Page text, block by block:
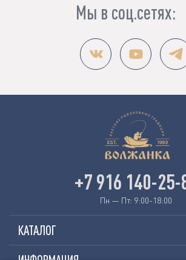
Мы в соц.сетях:
КАТАЛОГ
+7 916 140-25-
Пн — Пт: 9:00-18:00